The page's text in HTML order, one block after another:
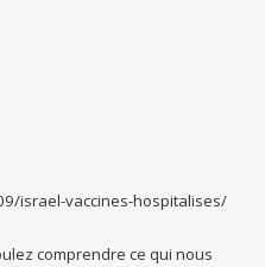
israel-vaccines-hospitalises/
comprendre ce qui nous